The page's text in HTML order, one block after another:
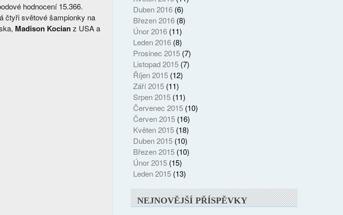
hodnocení 15.366.
čtyři světové šampionky na
Madison Kocianz USA a
Duben 2016(6)
Březen 2016(8)
Únor 2016(11)
Leden 2016(8)
Prosinec 2015(7)
Listopad 2015(7)
Říjen 2015(12)
Září 2015(11)
Srpen 2015(11)
Červenec 2015(10)
Červen 2015(16)
Květen 2015(18)
Duben 2015(10)
Březen 2015(10)
Únor 2015(15)
Leden 2015(13)
NEJNOVĚJŠÍ PŘÍSPĚVKY